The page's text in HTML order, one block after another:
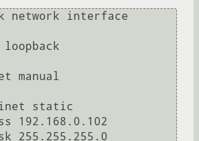
network interface
manual
static